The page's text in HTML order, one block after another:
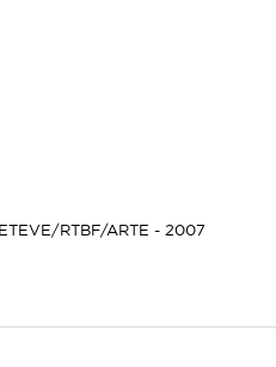
RTBF/ARTE - 2007